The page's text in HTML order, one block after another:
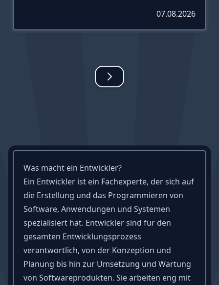
07.08.2026
Was macht ein Entwickler?
Ein Entwickler ist ein Fachexperte, der sich auf
die Erstellung und das Programmieren von
Software, Anwendungen und Systemen
spezialisiert hat. Entwickler sind für den
gesamten Entwicklungsprozess
verantwortlich, von der Konzeption und
Planung bis hin zur Umsetzung und Wartung
von Softwareprodukten. Sie arbeiten eng mit